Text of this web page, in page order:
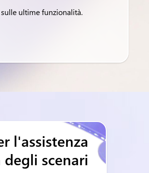
ultime funzionalità.
l'assistenza
scenari